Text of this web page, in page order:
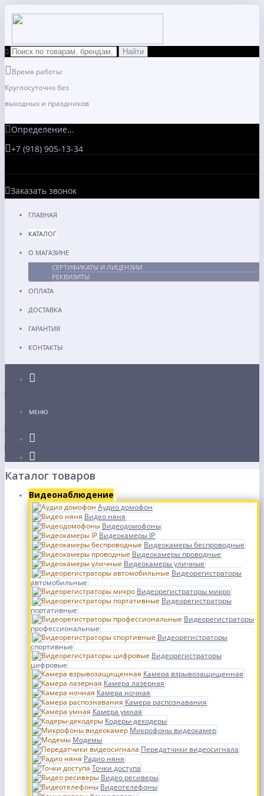
Время работы:
Круглосуточно без
выходных и праздников
Определение...
+7 (918) 905-13-34
Заказать звонок
ГЛАВНАЯ
КАТАЛОГ
О МАГАЗИНЕ
СЕРТИФИКАТЫ И ЛИЦЕНЗИИ
РЕКВИЗИТЫ
ОПЛАТА
ДОСТАВКА
ГАРАНТИЯ
КОНТАКТЫ
МЕНЮ
Каталог товаров
Видеонаблюдение
Аудио домофон
Видео няня
Видеодомофоны
Видеокамеры IP
Видеокамеры беспроводные
Видеокамеры проводные
Видеокамеры уличные
Видеорегистраторы
автомобильные
Видеорегистраторы микро
Видеорегистраторы
портативные
Видеорегистраторы
профессиональные
Видеорегистраторы
спортивные
Видеорегистраторы
цифровые
Камера взрывозащищенная
Камера лазерная
Камера ночная
Камера распознавания
Камера умная
Кодеры-декодеры
Микрофоны видеокамер
Модемы
Передатчики видеосигнала
Радио няня
Точки доступа
Видео ресиверы
Видеотелефоны